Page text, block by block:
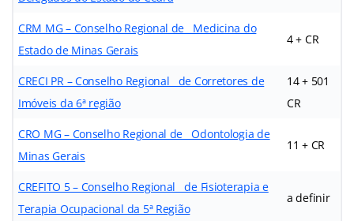
CRM MG – Conselho Regional de Medicina do
Estado de Minas Gerais
4 + CR
CRECI PR – Conselho Regional de Corretores de
Imóveis da 6ª região
14 + 501
CR
CRO MG – Conselho Regional de Odontologia de
Minas Gerais
11 + CR
CREFITO 5 – Conselho Regional de Fisioterapia e
Terapia Ocupacional da 5ª Região
a definir